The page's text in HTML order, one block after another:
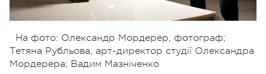
На фото: Олександр Мордерер, фотограф;
Тетяна Рубльова, арт-директор студії Олександра
Мордерера; Вадим Мазніченко